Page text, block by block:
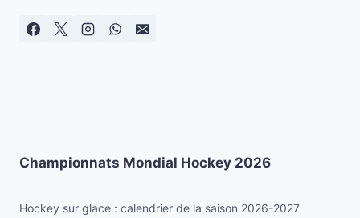
Championnats Mondial Hockey 2026
Hockey sur glace : calendrier de la saison 2026-2027